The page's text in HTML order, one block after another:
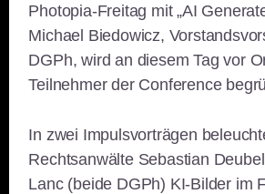
Photopia-Freitag mit „AI
Michael Biedowicz,
DGPh, wird an diesem Tag vor
Teilnehmer der Conference
In zwei Impulsvorträgen
Rechtsanwälte Sebastian
Lanc (beide DGPh) KI-Bilder im